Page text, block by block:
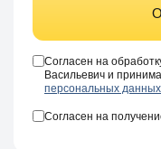
Согласен на
Васильевич и
персональных данных
Согласен на